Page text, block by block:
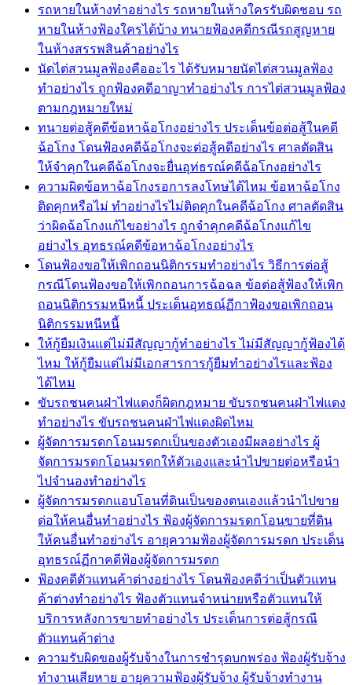
รถหายในห้างทำอย่างไร รถหายในห้างใครรับผิดชอบ รถ
หายในห้างฟ้องใครได้บ้าง ทนายฟ้องคดีกรณีรถสูญหาย
ในห้างสรรพสินค้าอย่างไร
นัดไต่สวนมูลฟ้องคืออะไร ได้รับหมายนัดไต่สวนมูลฟ้อง
ทำอย่างไร ถูกฟ้องคดีอาญาทำอย่างไร การไต่สวนมูลฟ้อง
ตามกฎหมายใหม่
ทนายต่อสู้คดีข้อหาฉ้อโกงอย่างไร ประเด็นข้อต่อสู้ในคดี
ฉ้อโกง โดนฟ้องคดีฉ้อโกงจะต่อสู้คดีอย่างไร ศาลตัดสิน
ให้จำคุกในคดีฉ้อโกงจะยื่นอุท่ธรณ์คดีฉ้อโกงอย่างไร
ความผิดข้อหาฉ้อโกงรอการลงโทษได้ไหม ข้อหาฉ้อโกง
ติดคุกหรือไม่ ทำอย่างไรไม่ติดคุกในคดีฉ้อโกง ศาลตัดสิน
ว่าผิดฉ้อโกงแก้ไขอย่างไร ถูกจำคุกคดีฉ้อโกงแก้ไข
อย่างไร อุทธรณ์คดีข้อหาฉ้อโกงอย่างไร
โดนฟ้องขอให้เพิกถอนนิติกรรมทำอย่างไร วิธีการต่อสู้
กรณีโดนฟ้องขอให้เพิกถอนการฉ้อฉล ข้อต่อสู้ฟ้องให้เพิก
ถอนนิติกรรมหนีหนี้ ประเด็นอุทธณ์ฏีกาฟ้องขอเพิกถอน
นิติกรรมหนีหนี้
ให้กู้ยืมเงินแต่ไม่มีสัญญากู้ทำอย่างไร ไม่มีสัญญากู้ฟ้องได้
ไหม ให้กู้ยืมแต่ไม่มีเอกสารการกู้ยืมทำอย่างไรและฟ้อง
ได้ไหม
ขับรถชนคนฝ่าไฟแดงก็ผิดกฎหมาย ขับรถชนคนฝ่าไฟแดง
ทำอย่างไร ขับรถชนคนฝ่าไฟแดงผิดไหม
ผู้จัดการมรดกโอนมรดกเป็นของตัวเองมีผลอย่างไร ผู้
จัดการมรดกโอนมรดกให้ตัวเองและนำไปขายต่อหรือนำ
ไปจำนองทำอย่างไร
ผู้จัดการมรดกแอบโอนที่ดินเป็นของตนเองแล้วนำไปขาย
ต่อให้คนอื่นทำอย่างไร ฟ้องผู้จัดการมรดกโอนขายที่ดิน
ให้คนอื่นทำอย่างไร อายุความฟ้องผู้จัดการมรดก ประเด็น
อุทธรณ์ฏีกาคดีฟ้องผู้จัดการมรดก
ฟ้องคดีตัวแทนค้าต่างอย่างไร โดนฟ้องคดีว่าเป็นตัวแทน
ค้าต่างทำอย่างไร ฟ้องตัวแทนจำหน่ายหรือตัวแทนให้
บริการหลังการขายทำอย่างไร ประเด็นการต่อสู้กรณี
ตัวแทนค้าต่าง
ความรับผิดของผู้รับจ้างในการชำรุดบกพร่อง ฟ้องผู้รับจ้าง
ทำงานเสียหาย อายุความฟ้องผู้รับจ้าง ผู้รับจ้างทำงาน